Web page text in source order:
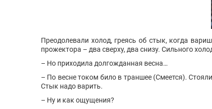
Преодолевали холод, греясь об стык, когда
прожектора – два сверху, два снизу. Сильного
– Но приходила долгожданная весна…
– По весне током било в траншее (Смеется).
Стык надо варить.
– Ну и как ощущения?